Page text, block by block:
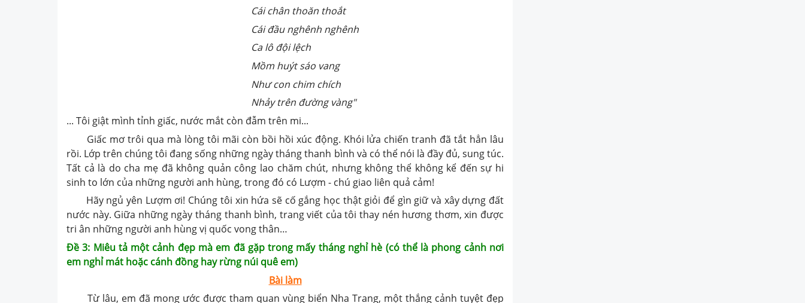
Cái chân thoăn thoắt
Cái đầu nghênh nghênh
Ca lô đội lệch
Mồm huýt sáo vang
Như con chim chích
Nhảy trên đường vàng"
... Tôi giật mình tỉnh giấc, nước mắt còn đẫm trên mi...
Giấc mơ trôi qua mà lòng tôi mãi còn bồi hồi xúc động. Khói lửa chiến tranh đã tắt hẳn lâu
rồi. Lớp trên chúng tôi đang sống những ngày tháng thanh bình và có thể nói là đầy đủ, sung túc.
Tất cả là do cha mẹ đã không quản công lao chăm chút, nhưng không thể không kể đến sự hi
sinh to lớn của những người anh hùng, trong đó có Lượm - chú giao liên quả cảm!
Hãy ngủ yên Lượm ơi! Chúng tôi xin hứa sẽ cố gắng học thật giỏi để gìn giữ và xây dựng đất
nước này. Giữa những ngày tháng thanh bình, trang viết của tôi thay nén hương thơm, xin được
tri ân những người anh hùng vị quốc vong thân…
Đề 3: Miêu tả một cảnh đẹp mà em đã gặp trong mấy tháng nghỉ hè (có thể là phong cảnh nơi
em nghỉ mát hoặc cánh đồng hay rừng núi quê em)
Bài làm
Từ lâu, em đã mong ước được tham quan vùng biển Nha Trang, một thắng cảnh tuyệt đẹp